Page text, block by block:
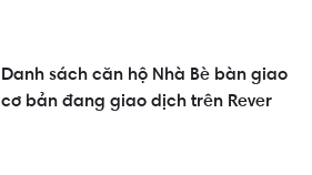
Danh sách căn hộ Nhà Bè bàn giao
cơ bản đang giao dịch trên Rever